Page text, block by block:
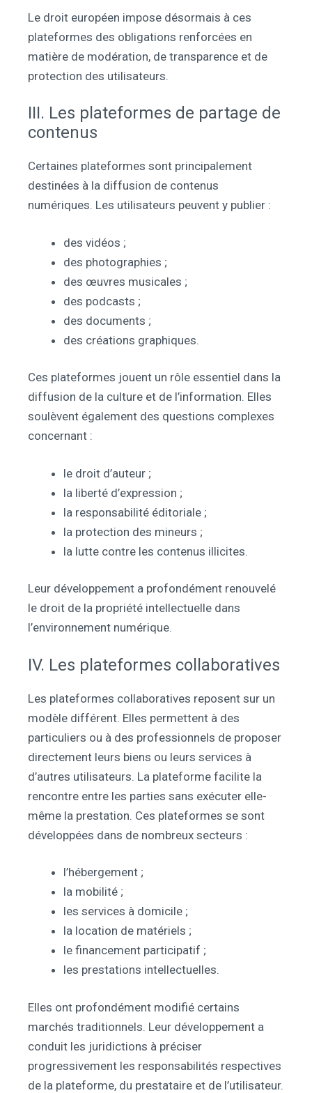
Le droit européen impose désormais à ces
plateformes des obligations renforcées en
matière de modération, de transparence et de
protection des utilisateurs.
III. Les plateformes de partage de
contenus
Certaines plateformes sont principalement
destinées à la diffusion de contenus
numériques. Les utilisateurs peuvent y publier :
des vidéos ;
des photographies ;
des œuvres musicales ;
des podcasts ;
des documents ;
des créations graphiques.
Ces plateformes jouent un rôle essentiel dans la
diffusion de la culture et de l’information. Elles
soulèvent également des questions complexes
concernant :
le droit d’auteur ;
la liberté d’expression ;
la responsabilité éditoriale ;
la protection des mineurs ;
la lutte contre les contenus illicites.
Leur développement a profondément renouvelé
le droit de la propriété intellectuelle dans
l’environnement numérique.
IV. Les plateformes collaboratives
Les plateformes collaboratives reposent sur un
modèle différent. Elles permettent à des
particuliers ou à des professionnels de proposer
directement leurs biens ou leurs services à
d’autres utilisateurs. La plateforme facilite la
rencontre entre les parties sans exécuter elle-
même la prestation. Ces plateformes se sont
développées dans de nombreux secteurs :
l’hébergement ;
la mobilité ;
les services à domicile ;
la location de matériels ;
le financement participatif ;
les prestations intellectuelles.
Elles ont profondément modifié certains
marchés traditionnels. Leur développement a
conduit les juridictions à préciser
progressivement les responsabilités respectives
de la plateforme, du prestataire et de l’utilisateur.